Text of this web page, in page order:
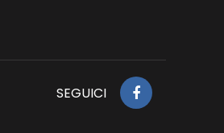
SEGUICI